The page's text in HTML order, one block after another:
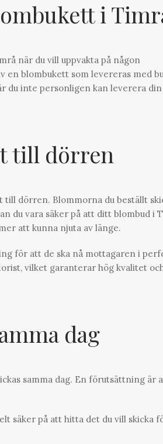
i
när du vill uppvakta på någon
en blombukett som levereras med
du inte personligen kan leverera din
till dörren
dörren. Blommorna du beställt
du vara säker på att ditt blombud i
att kunna njuta av länge.
för att de ska nå mottagaren i
vilket garanterar hög kvalitet
dag
samma dag. En förutsättning är
säker på att hitta det du vill skicka